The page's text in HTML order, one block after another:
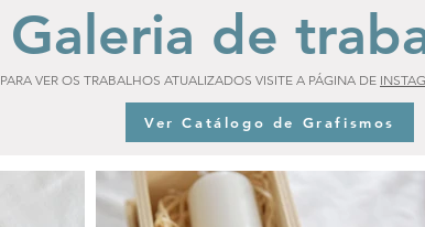
Galeria de
PARA VER OS TRABALHOS ATUALIZADOS VISITE A PÁGINA DE
Ver Catálogo de Grafismos